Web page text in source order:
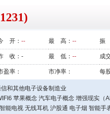
开： -- 最 高： -- 振
收： - 最 低： -- 成
盈率： 市净率： 每
和其他电子设备制造业
苹果概念 汽车电子概念 增强现实（
能电视 无线耳机 沪股通 电子烟 智能手